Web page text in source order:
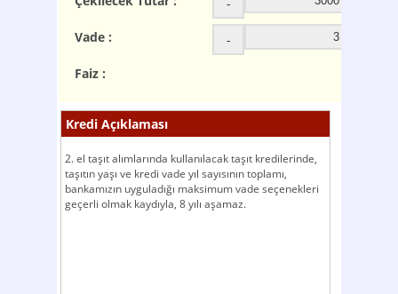
Vade :
-
Faiz :
Kredi Açıklaması
2. el taşıt alımlarında kullanılacak taşıt kredilerinde,
taşıtın yaşı ve kredi vade yıl sayısının toplamı,
bankamızın uyguladığı maksimum vade seçenekleri
geçerli olmak kaydıyla, 8 yılı aşamaz.